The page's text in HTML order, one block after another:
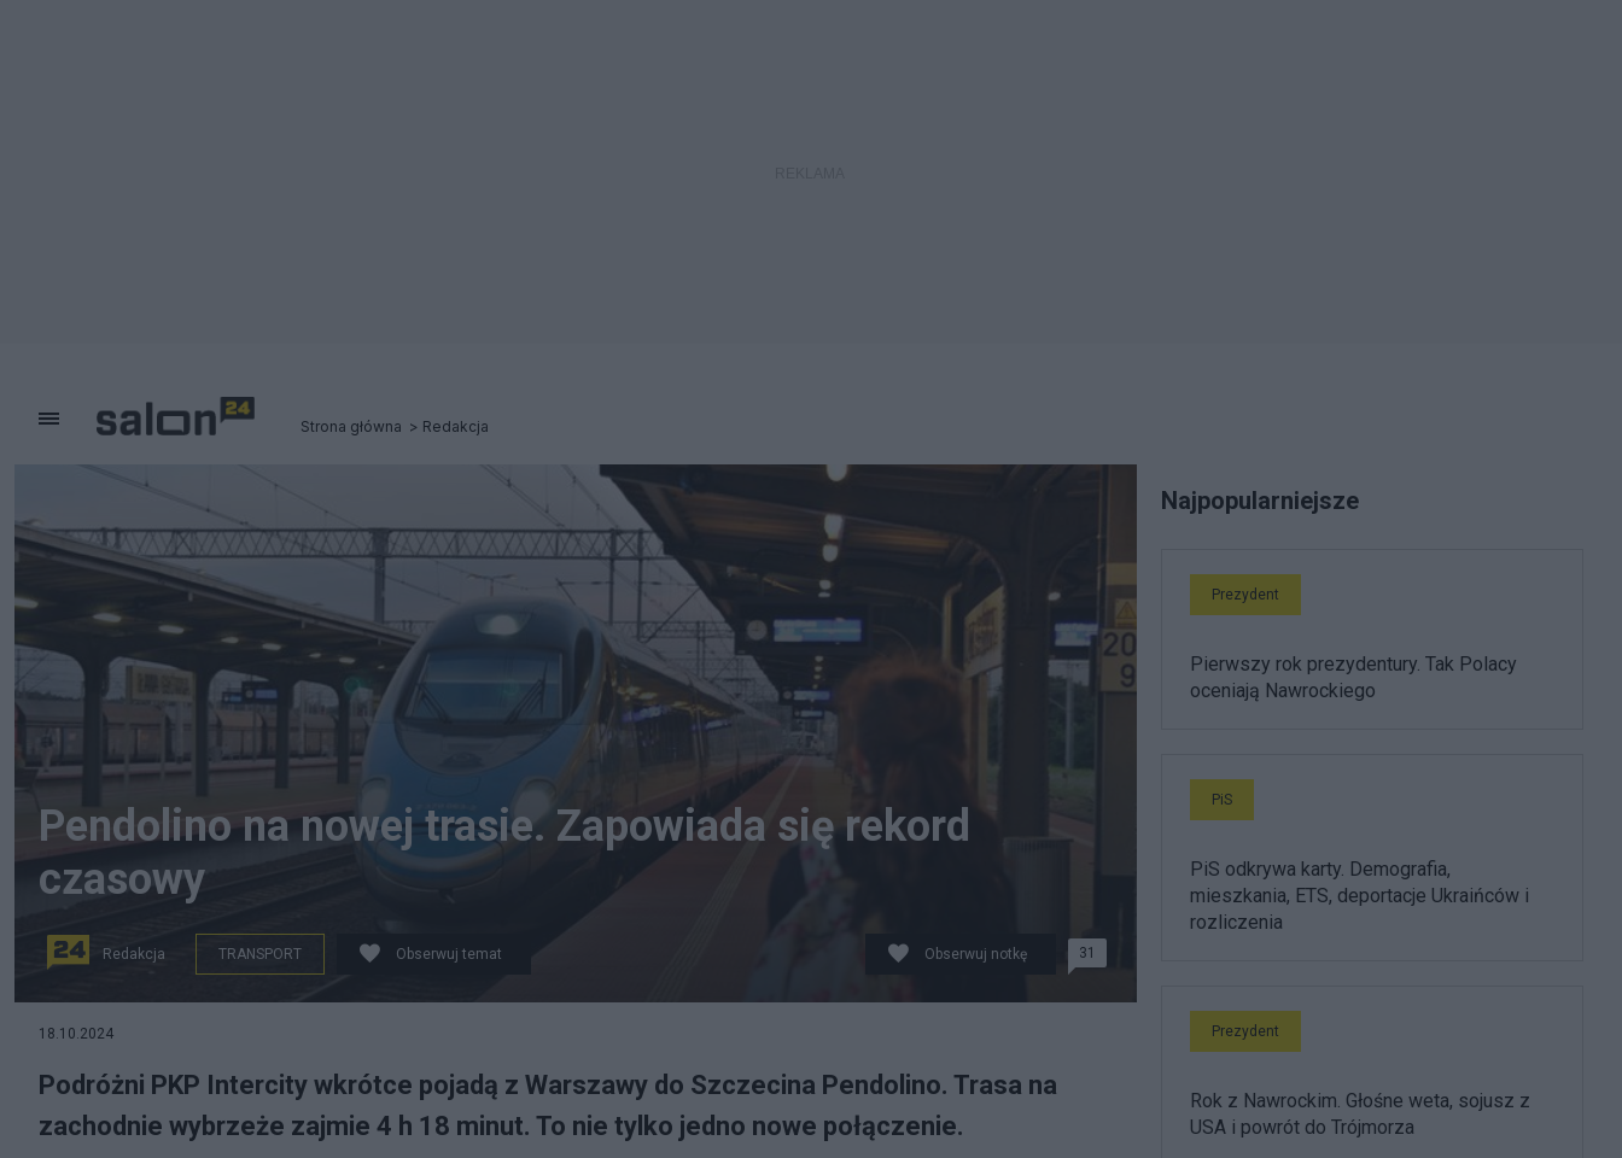
Strona główna Redakcja
Pendolino na nowej trasie. Zapowiada się rekord
czasowy
Redakcja TRANSPORT Obserwuj temat Obserwuj notkę 31
18.10.2024
Podróżni PKP Intercity wkrótce pojadą z Warszawy do Szczecina Pendolino. Trasa na
zachodnie wybrzeże zajmie 4 h 18 minut. To nie tylko jedno nowe połączenie.
Najpopularniejsze
Prezydent
Pierwszy rok prezydentury. Tak Polacy
oceniają Nawrockiego
PiS
PiS odkrywa karty. Demografia,
mieszkania, ETS, deportacje Ukraińców i
rozliczenia
Prezydent
Rok z Nawrockim. Głośne weta, sojusz z
USA i powrót do Trójmorza